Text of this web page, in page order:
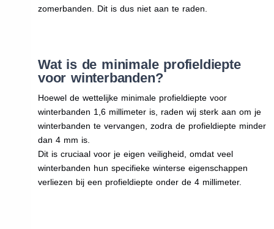
zomerbanden. Dit is dus niet aan te raden.
Wat is de minimale profieldiepte
voor winterbanden?
Hoewel de wettelijke minimale profieldiepte voor
winterbanden 1,6 millimeter is, raden wij sterk aan om je
winterbanden te vervangen, zodra de profieldiepte minder
dan 4 mm is.
Dit is cruciaal voor je eigen veiligheid, omdat veel
winterbanden hun specifieke winterse eigenschappen
verliezen bij een profieldiepte onder de 4 millimeter.